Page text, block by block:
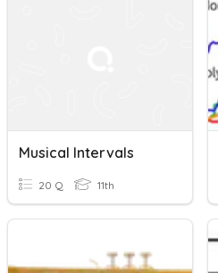
Musical Intervals
20 Q 11th